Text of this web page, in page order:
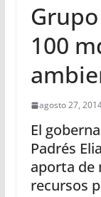
100
agosto 27,
El
Padrés
aporta de
recursos